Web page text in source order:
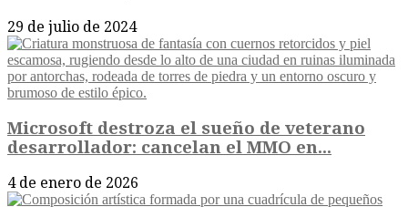
29 de julio de 2024
Microsoft destroza el sueño de veterano
desarrollador: cancelan el MMO en...
4 de enero de 2026